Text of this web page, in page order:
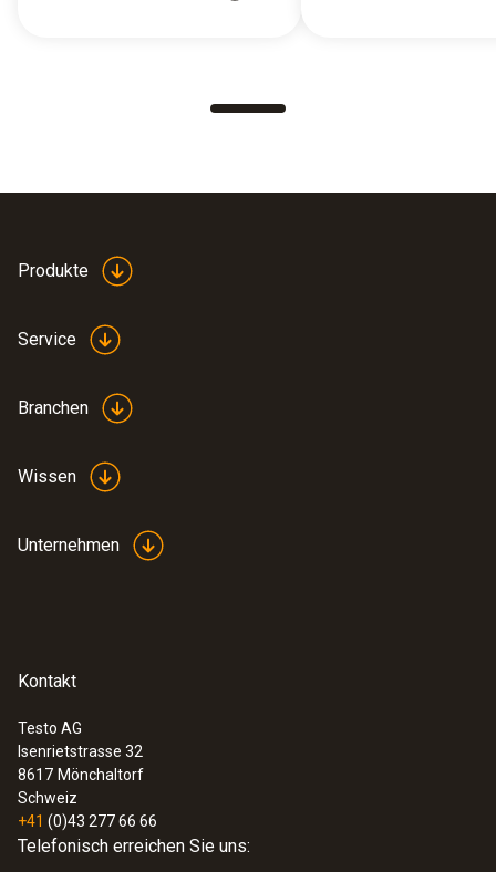
Produkte
Service
Branchen
Wissen
Unternehmen
Kontakt
Testo AG
Isenrietstrasse 32
8617 Mönchaltorf
Schweiz
+41 (0)43 277 66 66
Telefonisch erreichen Sie uns: